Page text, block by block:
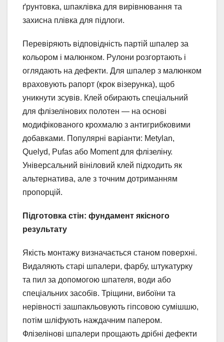
ґрунтовка, шпаклівка для вирівнювання та
захисна плівка для підлоги.
Перевіряють відповідність партій шпалер за
кольором і малюнком. Рулони розгортають і
оглядають на дефекти. Для шпалер з малюнком
враховують рапорт (крок візерунка), щоб
уникнути зсувів. Клей обирають спеціальний
для флізелінових полотен — на основі
модифікованого крохмалю з антигрибковими
добавками. Популярні варіанти: Metylan,
Quelyd, Pufas або Moment для флізеліну.
Універсальний вініловий клей підходить як
альтернатива, але з точним дотриманням
пропорцій.
Підготовка стін: фундамент якісного
результату
Якість монтажу визначається станом поверхні.
Видаляють старі шпалери, фарбу, штукатурку
та пил за допомогою шпателя, води або
спеціальних засобів. Тріщини, вибоїни та
нерівності зашпакльовують гіпсовою сумішшю,
потім шліфують наждачним папером.
Флізелінові шпалери прощають дрібні дефекти